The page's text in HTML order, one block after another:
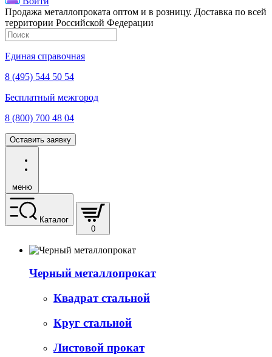
Продажа металлопроката оптом и в розницу. Доставка по всей
территории Российской Федерации
Единая справочная
8 (495) 544 50 54
Бесплатный межгород
8 (800) 700 48 04
Оставить заявку
меню
Каталог
0
Черный металлопрокат
Квадрат стальной
Круг стальной
Листовой прокат